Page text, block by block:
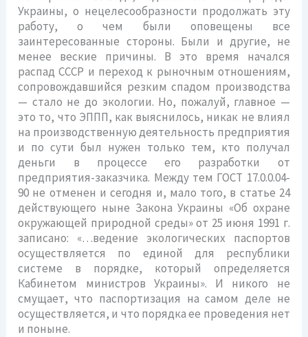
Украины, о нецелесообразности продолжать эту
работу, о чем были оповещены все
заинтересованные стороны. Были и другие, не
менее веские причины. В это время начался
распад СССР и переход к рыночным отношениям,
сопровождавшийся резким спадом производства
— стало не до экологии. Но, пожалуй, главное —
это то, что ЭППП, как выяснилось, никак не влиял
на производственную деятельность предприятия
и по сути был нужен только тем, кто получал
деньги в процессе его разработки от
предприятия-заказчика. Между тем ГОСТ 17.0.0.04-
90 не отменен и сегодня и, мало того, в статье 24
действующего ныне Закона Украины «Об охране
окружающей природной среды» от 25 июня 1991 г.
записано: «…ведение экологических паспортов
осуществляется по единой для республики
системе в порядке, который определяется
Кабинетом министров Украины». И никого не
смущает, что паспортизация на самом деле не
осуществляется, и что порядка ее проведения нет
и поныне.